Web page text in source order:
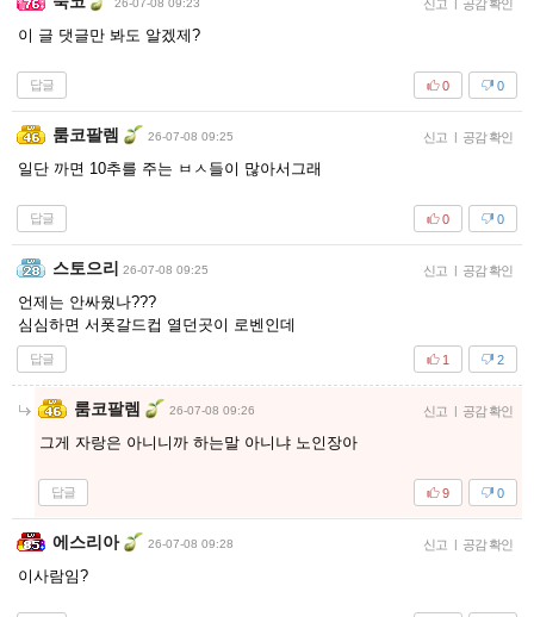
26-07-08 09:23 신고 | 공감 확인
이 글 댓글만 봐도 알겠제?
답글 0
0
룸코팔렘 26-07-08 09:25 신고 | 공감 확인
일단 까면 10추를 주는 ㅂㅅ들이 많아서그래
답글 0
0
스토으리 26-07-08 09:25 신고 | 공감 확인
언제는 안싸웠나???
심심하면 서폿갈드컵 열던곳이 로벤인데
답글 2
1
룸코팔렘 26-07-08 09:26 신고 | 공감 확인
그게 자랑은 아니니까 하는말 아니냐 노인장아
답글 0
9
에스리아 26-07-08 09:28 신고 | 공감 확인
이사람임?